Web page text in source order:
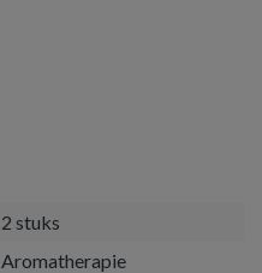
2 stuks
Aromatherapie